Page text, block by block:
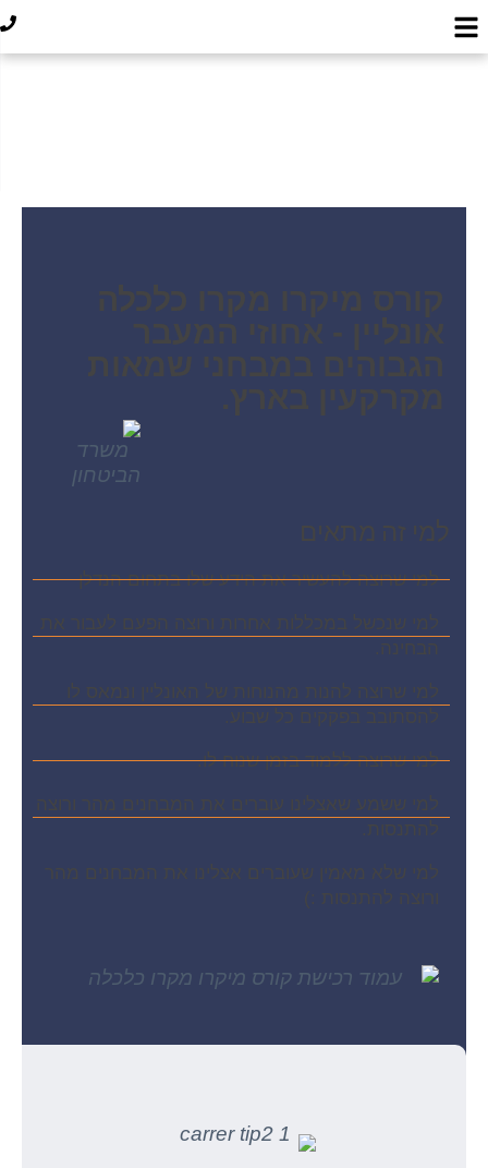
קורס מיקרו מקרו כלכלה
אונליין - אחוזי המעבר
הגבוהים במבחני שמאות
מקרקעין בארץ. ​​
למי זה מתאים
למי שרוצה להעשיר את הידע שלו בתחום הנדלן​
למי שנכשל במכללות אחרות ורוצה הפעם לעבור את
הבחינה.​
למי שרוצה להנות מהנוחות של האונליין ונמאס לו
להסתובב בפקקים כל שבוע.​
למי שרוצה ללמוד בזמן שנוח לו.​
למי ששמע שאצלינו עוברים את המבחנים מהר ורוצה
להתנסות.​​
למי שלא מאמין שעוברים אצלינו את המבחנים מהר
ורוצה להתנסות :)​